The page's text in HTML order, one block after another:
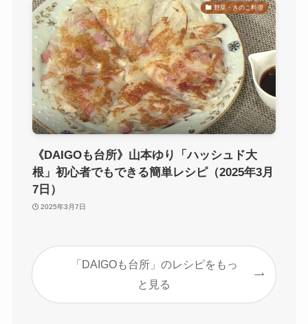
野菜・きのこ料理
《DAIGOも台所》山本ゆり「ハッシュド大
根」初心者でもできる簡単レシピ（2025年3月
7日）
2025年3月7日
「DAIGOも台所」のレシピをもっ
と見る